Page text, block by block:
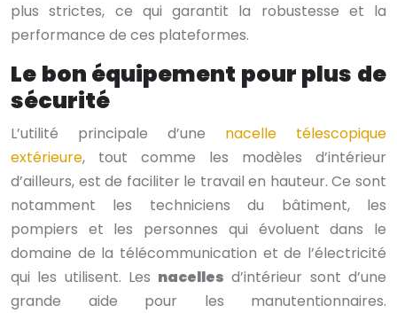
plus strictes, ce qui garantit la robustesse et la
performance de ces plateformes.
Le bon équipement pour plus de
sécurité
L’utilité principale d’une nacelle télescopique
extérieure, tout comme les modèles d’intérieur
d’ailleurs, est de faciliter le travail en hauteur. Ce sont
notamment les techniciens du bâtiment, les
pompiers et les personnes qui évoluent dans le
domaine de la télécommunication et de l’électricité
qui les utilisent. Les nacelles d’intérieur sont d’une
grande aide pour les manutentionnaires.